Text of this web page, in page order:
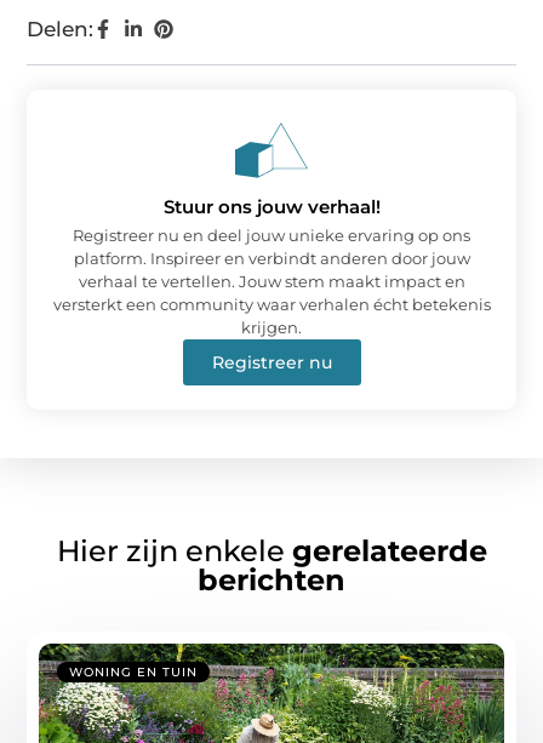
Delen:
Stuur ons jouw verhaal!
Registreer nu en deel jouw unieke ervaring op ons
platform. Inspireer en verbindt anderen door jouw
verhaal te vertellen. Jouw stem maakt impact en
versterkt een community waar verhalen écht betekenis
krijgen.
Registreer nu
Hier zijn enkele gerelateerde
berichten
WONING EN TUIN